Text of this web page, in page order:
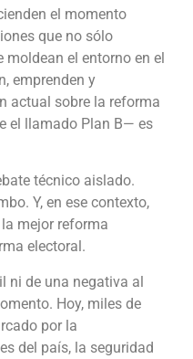
el momento
que no sólo
el entorno en el
emprenden y
actual sobre la reforma
el llamado Plan B— es
técnico aislado.
Y, en ese contexto,
mejor reforma
electoral.
ni de una negativa al
Hoy, miles de
por la
del país, la seguridad